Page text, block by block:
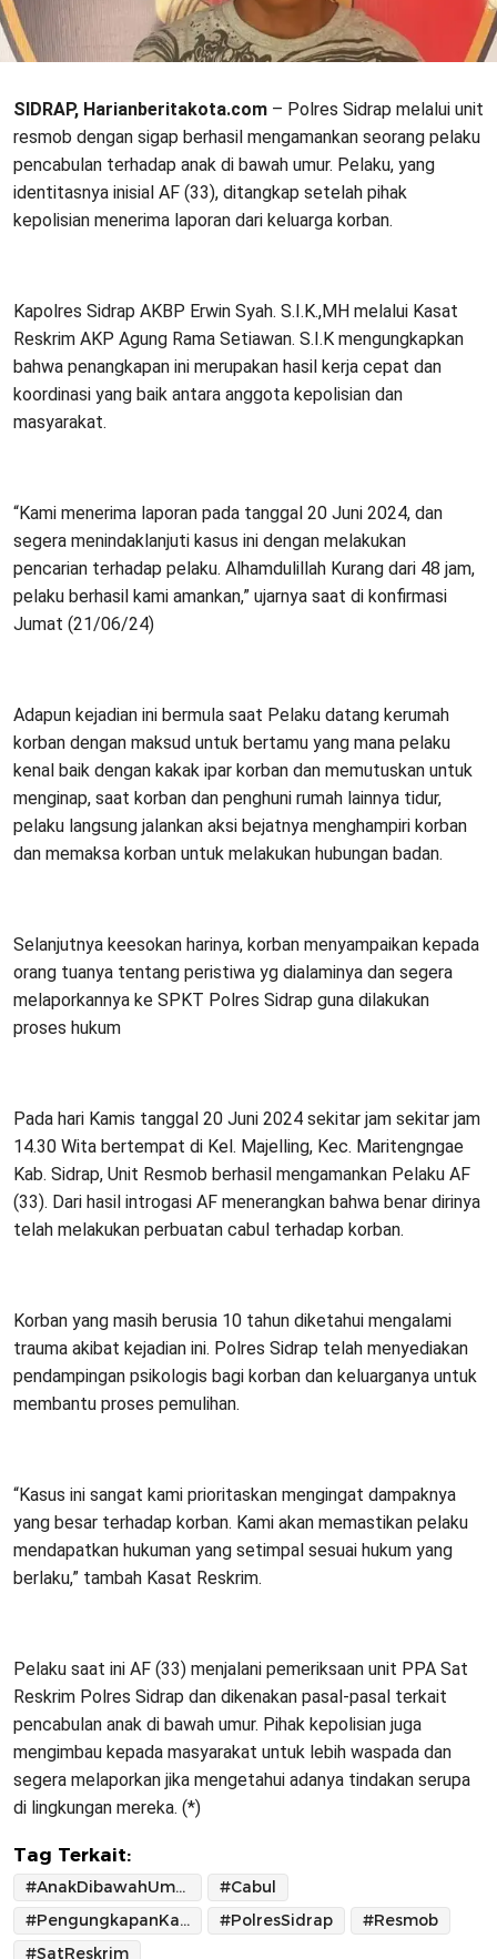
SIDRAP, Harianberitakota.com – Polres Sidrap melalui unit
resmob dengan sigap berhasil mengamankan seorang pelaku
pencabulan terhadap anak di bawah umur. Pelaku, yang
identitasnya inisial AF (33), ditangkap setelah pihak
kepolisian menerima laporan dari keluarga korban.
Kapolres Sidrap AKBP Erwin Syah. S.I.K.,MH melalui Kasat
Reskrim AKP Agung Rama Setiawan. S.I.K mengungkapkan
bahwa penangkapan ini merupakan hasil kerja cepat dan
koordinasi yang baik antara anggota kepolisian dan
masyarakat.
“Kami menerima laporan pada tanggal 20 Juni 2024, dan
segera menindaklanjuti kasus ini dengan melakukan
pencarian terhadap pelaku. Alhamdulillah Kurang dari 48 jam,
pelaku berhasil kami amankan,” ujarnya saat di konfirmasi
Jumat (21/06/24)
Adapun kejadian ini bermula saat Pelaku datang kerumah
korban dengan maksud untuk bertamu yang mana pelaku
kenal baik dengan kakak ipar korban dan memutuskan untuk
menginap, saat korban dan penghuni rumah lainnya tidur,
pelaku langsung jalankan aksi bejatnya menghampiri korban
dan memaksa korban untuk melakukan hubungan badan.
Selanjutnya keesokan harinya, korban menyampaikan kepada
orang tuanya tentang peristiwa yg dialaminya dan segera
melaporkannya ke SPKT Polres Sidrap guna dilakukan
proses hukum
Pada hari Kamis tanggal 20 Juni 2024 sekitar jam sekitar jam
14.30 Wita bertempat di Kel. Majelling, Kec. Maritengngae
Kab. Sidrap, Unit Resmob berhasil mengamankan Pelaku AF
(33). Dari hasil introgasi AF menerangkan bahwa benar dirinya
telah melakukan perbuatan cabul terhadap korban.
Korban yang masih berusia 10 tahun diketahui mengalami
trauma akibat kejadian ini. Polres Sidrap telah menyediakan
pendampingan psikologis bagi korban dan keluarganya untuk
membantu proses pemulihan.
“Kasus ini sangat kami prioritaskan mengingat dampaknya
yang besar terhadap korban. Kami akan memastikan pelaku
mendapatkan hukuman yang setimpal sesuai hukum yang
berlaku,” tambah Kasat Reskrim.
Pelaku saat ini AF (33) menjalani pemeriksaan unit PPA Sat
Reskrim Polres Sidrap dan dikenakan pasal-pasal terkait
pencabulan anak di bawah umur. Pihak kepolisian juga
mengimbau kepada masyarakat untuk lebih waspada dan
segera melaporkan jika mengetahui adanya tindakan serupa
di lingkungan mereka. (*)
Tag Terkait:
#AnakDibawahUmur
#Cabul
#PengungkapanKasus
#PolresSidrap
#Resmob
#SatReskrim